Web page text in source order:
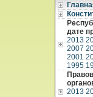
дате
2013
2007
2001
1995
2013